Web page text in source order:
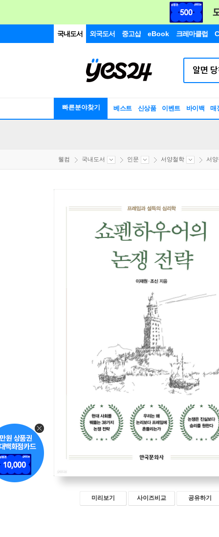
국내도서 외국도서 중고샵 eBook 크레마클럽
빠른분야찾기 베스트 신상품 이벤트 바이백 매
웰컴 국내도서 인문 서양철학 서
미리보기 사이즈비교 공유하기